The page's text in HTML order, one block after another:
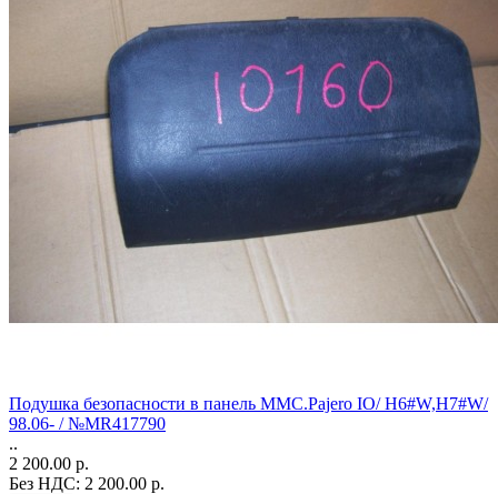
Подушка безопасности в панель MMC.Pajero IO/ H6#W,H7#W/
98.06- / №MR417790
..
2 200.00 р.
Без НДС: 2 200.00 р.